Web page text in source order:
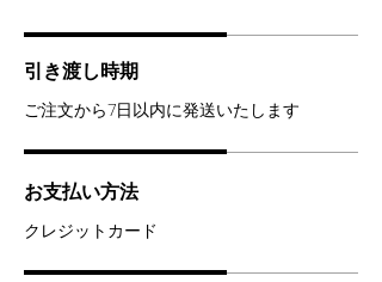
引き渡し時期
ご注文から7日以内に発送いたします
お支払い方法
クレジットカード